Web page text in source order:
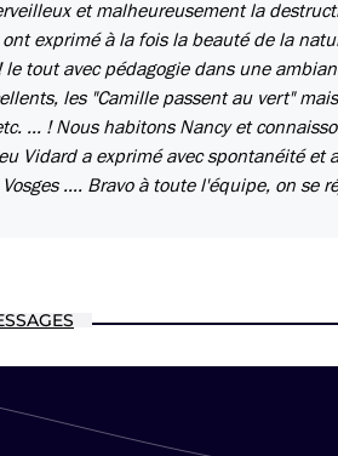
et malheureusement la
exprimé à la fois la beauté de la
tout avec pédagogie dans une
les "Camille passent au vert"
... ! Nous habitons Nancy et
Vidard a exprimé avec spontanéité
…. Bravo à toute l'équipe, on se